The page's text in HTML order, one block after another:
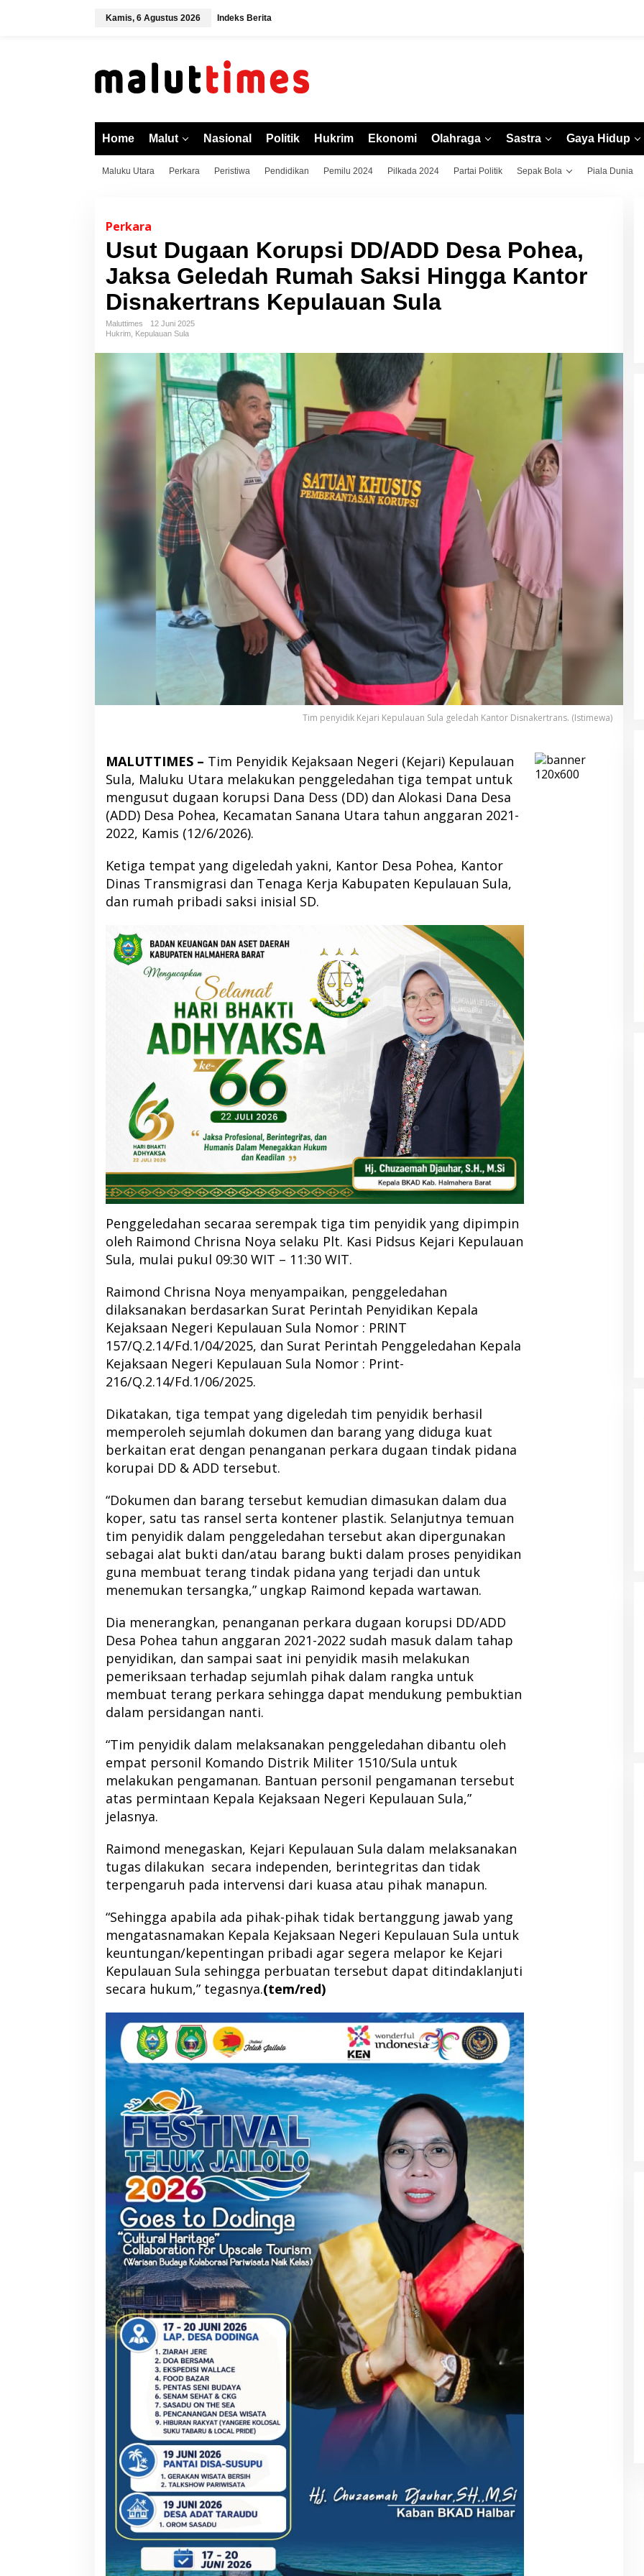
Kamis, 6 Agustus 2026 Indeks Berita
Home Malut Nasional Politik Hukrim Ekonomi Olahraga Sastra Gaya Hidup
Maluku Utara Perkara Peristiwa Pendidikan Pemilu 2024 Pilkada 2024 Partai Politik Sepak Bola Piala Dunia
Perkara
Usut Dugaan Korupsi DD/ADD Desa Pohea,
Jaksa Geledah Rumah Saksi Hingga Kantor
Disnakertrans Kepulauan Sula
Maluttimes
12 Juni 2025
Hukrim Kepulauan Sula
Tim penyidik Kejari Kepulauan Sula geledah Kantor Disnakertrans. (Istimewa)
MALUTTIMES – Tim Penyidik Kejaksaan Negeri (Kejari) Kepulauan
Sula, Maluku Utara melakukan penggeledahan tiga tempat untuk
mengusut dugaan korupsi Dana Dess (DD) dan Alokasi Dana Desa
(ADD) Desa Pohea, Kecamatan Sanana Utara tahun anggaran 2021-
2022, Kamis (12/6/2026).
Ketiga tempat yang digeledah yakni, Kantor Desa Pohea, Kantor
Dinas Transmigrasi dan Tenaga Kerja Kabupaten Kepulauan Sula,
dan rumah pribadi saksi inisial SD.
Penggeledahan secaraa serempak tiga tim penyidik yang dipimpin
oleh Raimond Chrisna Noya selaku Plt. Kasi Pidsus Kejari Kepulauan
Sula, mulai pukul 09:30 WIT – 11:30 WIT.
Raimond Chrisna Noya menyampaikan, penggeledahan
dilaksanakan berdasarkan Surat Perintah Penyidikan Kepala
Kejaksaan Negeri Kepulauan Sula Nomor : PRINT
157/Q.2.14/Fd.1/04/2025, dan Surat Perintah Penggeledahan Kepala
Kejaksaan Negeri Kepulauan Sula Nomor : Print-
216/Q.2.14/Fd.1/06/2025.
Dikatakan, tiga tempat yang digeledah tim penyidik berhasil
memperoleh sejumlah dokumen dan barang yang diduga kuat
berkaitan erat dengan penanganan perkara dugaan tindak pidana
korupai DD & ADD tersebut.
“Dokumen dan barang tersebut kemudian dimasukan dalam dua
koper, satu tas ransel serta kontener plastik. Selanjutnya temuan
tim penyidik dalam penggeledahan tersebut akan dipergunakan
sebagai alat bukti dan/atau barang bukti dalam proses penyidikan
guna membuat terang tindak pidana yang terjadi dan untuk
menemukan tersangka,” ungkap Raimond kepada wartawan.
Dia menerangkan, penanganan perkara dugaan korupsi DD/ADD
Desa Pohea tahun anggaran 2021-2022 sudah masuk dalam tahap
penyidikan, dan sampai saat ini penyidik masih melakukan
pemeriksaan terhadap sejumlah pihak dalam rangka untuk
membuat terang perkara sehingga dapat mendukung pembuktian
dalam persidangan nanti.
“Tim penyidik dalam melaksanakan penggeledahan dibantu oleh
empat personil Komando Distrik Militer 1510/Sula untuk
melakukan pengamanan. Bantuan personil pengamanan tersebut
atas permintaan Kepala Kejaksaan Negeri Kepulauan Sula,”
jelasnya.
Raimond menegaskan, Kejari Kepulauan Sula dalam melaksanakan
tugas dilakukan secara independen, berintegritas dan tidak
terpengaruh pada intervensi dari kuasa atau pihak manapun.
“Sehingga apabila ada pihak-pihak tidak bertanggung jawab yang
mengatasnamakan Kepala Kejaksaan Negeri Kepulauan Sula untuk
keuntungan/kepentingan pribadi agar segera melapor ke Kejari
Kepulauan Sula sehingga perbuatan tersebut dapat ditindaklanjuti
secara hukum,” tegasnya.(tem/red)
DPP PKB Tunjuk Albert Hama
Pimpin DPC PKB Halbar Periode
Di Berita, Halmahera Barat, Politik 13 Juni 2026
Bupati Morotai Hadiri Musda Golkar
Malut, Tegaskan Pentingnya
Sinergi Pembangunan
Di Berita, Politik, Pulau Morotai 12 April 2026
Ahmad Sahroni Comeback Jadi
Wakil Ketua Komisi III, Publik Soroti
Masa Sanksi MKD
Di Berita, Nasional, Politik
RSUD Tobelo Perluas Akses
Layanan Jantung Anak, Didukung
Alat Echocardiography Bantuan
Kolaborasi NHM dan IDI Halut
Hadirkan Layanan Kesehatan bagi
Warga Terdampak Bencana Kao
Pemda Haltim dan Pemda Halut
Teken MoU Pelayanan Kesehatan